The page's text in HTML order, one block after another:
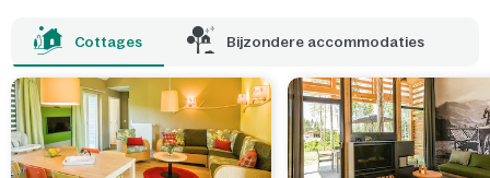
Cottages Bijzondere accommodaties